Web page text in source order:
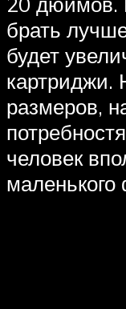
брать
будет
картриджи.
размеров,
человек
маленького